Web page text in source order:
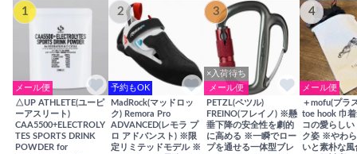
1
メール便
△UP ATHLETE(ユーピ
ーアスリート)
CAA5500+ELECTROLY
TES SPORTS DRINK
POWDER for
2
予約もOK
MadRock(マッドロッ
ク) Remora Pro
ADVANCED(レモラ プ
ロ アドバンスト) ※限
定リミテッドモデル ※
3
×入荷待ち
メール便
PETZL(ペツル)
FREINO(フレイノ) ※懸
垂下降の安全性を劇的
に高める ※一瞬でロー
プを通せる一体型ブレ
4
メール便
＋mofu(プラ
toe hook 巾
コの愛らしい
ク姿 ※やわ
いと素朴な